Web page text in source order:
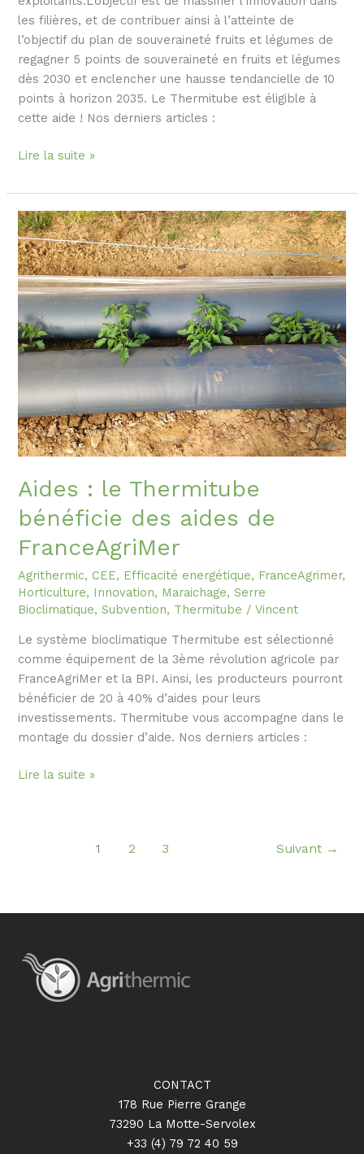
les filières, et de contribuer ainsi à l’atteinte de
l’objectif du plan de souveraineté fruits et légumes de
regagner 5 points de souveraineté en fruits et légumes
dès 2030 et enclencher une hausse tendancielle de 10
points à horizon 2035. Le Thermitube est éligible à
cette aide ! Nos derniers articles :
Lire la suite »
Aides : le Thermitube
bénéficie des aides de
FranceAgriMer
Agrithermic, CEE, Efficacité energétique, FranceAgrimer,
Horticulture, Innovation, Maraichage,Serre
Bioclimatique,Subvention, Thermitube /Vincent
Le système bioclimatique Thermitube est sélectionné
comme équipement de la 3ème révolution agricole par
FranceAgriMer et la BPI. Ainsi, les producteurs pourront
bénéficier de 20 à 40% d’aides pour leurs
investissements. Thermitube vous accompagne dans le
montage du dossier d’aide. Nos derniers articles :
Aides :
le
Thermitube
bénéficie
des
aides
de
FranceAgriMer
Lire la suite »
1 2 3 Suivant →
CONTACT
178 Rue Pierre Grange
73290 La Motte-Servolex
+33 (4) 79 72 40 59